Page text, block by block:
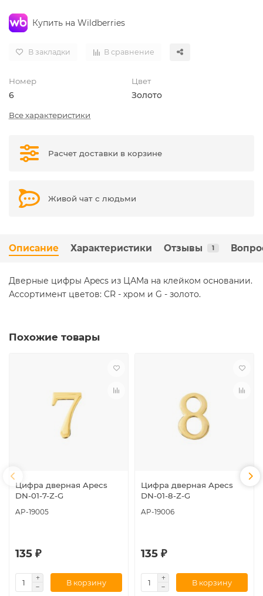
Купить на Wildberries
В закладки В сравнение
Номер
6
Цвет
Золото
Все характеристики
Расчет доставки в корзине
Живой чат с людьми
Описание Характеристики Отзывы 1
Дверные цифры Apecs из ЦАМа на клейком основании.
Ассортимент цветов: CR - хром и G - золото.
Похожие товары
Цифра дверная Apecs
DN-01-7-Z-G
AP-19005
135 ₽
В корзину
Цифра дверная Apecs
DN-01-8-Z-G
AP-19006
135 ₽
В корзину